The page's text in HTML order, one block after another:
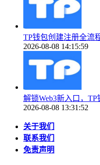
TP钱包创建注册全流
2026-08-08 14:15:59
解锁Web3新入口，
2026-08-08 13:31:52
关于我们
联系我们
免责声明